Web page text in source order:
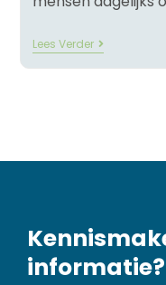
Lees Verder
informatie?